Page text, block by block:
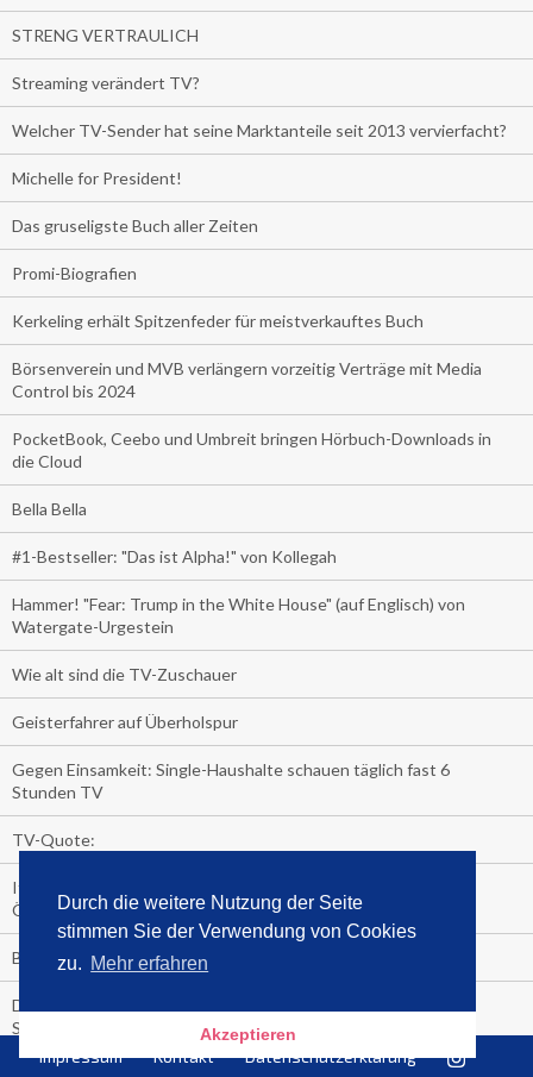
Durch die weitere Nutzung der Seite
stimmen Sie der Verwendung von Cookies
zu. Mehr erfahren
Akzeptieren
STRENG VERTRAULICH
Streaming verändert TV?
Welcher TV-Sender hat seine Marktanteile seit 2013 vervierfacht?
Michelle for President!
Das gruseligste Buch aller Zeiten
Promi-Biografien
Kerkeling erhält Spitzenfeder für meistverkauftes Buch
Börsenverein und MVB verlängern vorzeitig Verträge mit Media
Control bis 2024
PocketBook, Ceebo und Umbreit bringen Hörbuch-Downloads in
die Cloud
Bella Bella
#1-Bestseller: "Das ist Alpha!" von Kollegah
Hammer! "Fear: Trump in the White House" (auf Englisch) von
Watergate-Urgestein
Wie alt sind die TV-Zuschauer
Geisterfahrer auf Überholspur
Gegen Einsamkeit: Single-Haushalte schauen täglich fast 6
Stunden TV
TV-Quote:
Italienisches Kochbuch schießt auf Nummer 1 in Deutschland,
Österreich und Schweiz
Blick in die Garage der TV-Dauerglotzer
Die Deutschen investieren, während die Österreicher und
Schweizer noch nachdenken, wie sie reich werden.
Impressum Kontakt Datenschutzerklärung